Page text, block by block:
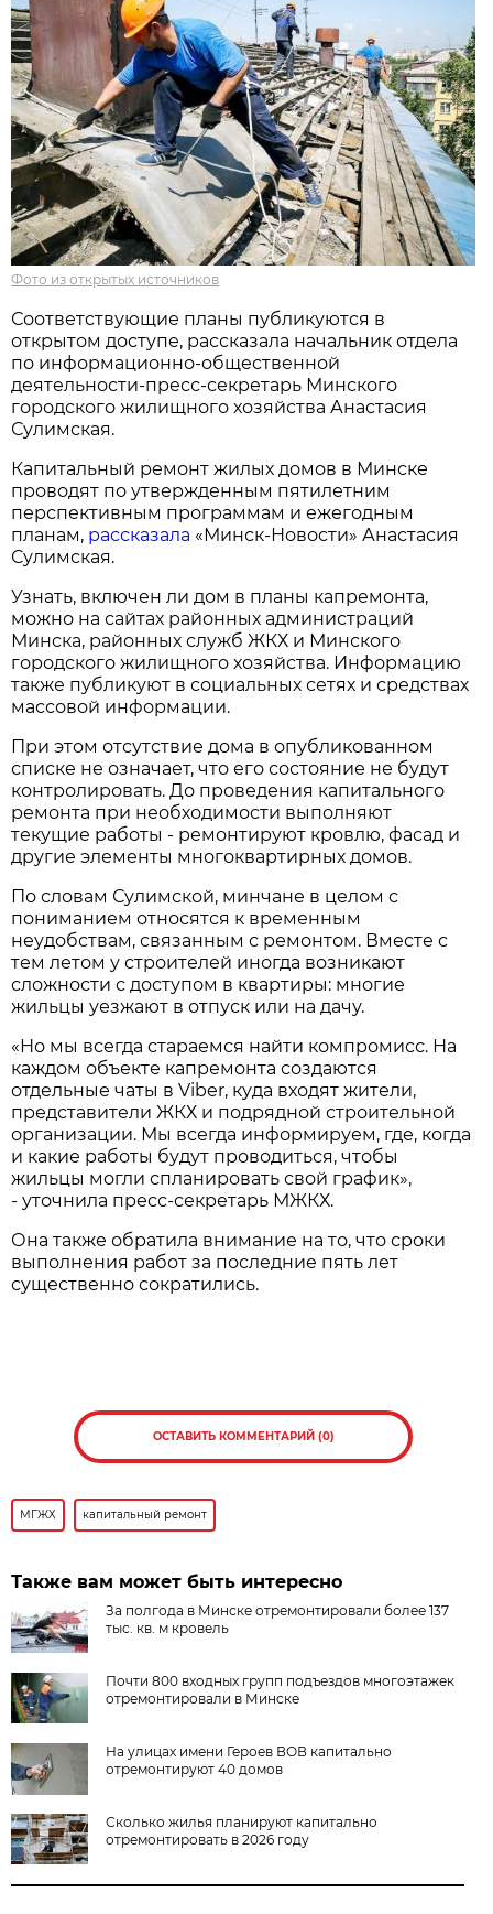
Фото из открытых источников
Соответствующие планы публикуются в
открытом доступе, рассказала начальник отдела
по информационно-общественной
деятельности-пресс-секретарь Минского
городского жилищного хозяйства Анастасия
Сулимская.
Капитальный ремонт жилых домов в Минске
проводят по утвержденным пятилетним
перспективным программам и ежегодным
планам, рассказала «Минск-Новости» Анастасия
Сулимская.
Узнать, включен ли дом в планы капремонта,
можно на сайтах районных администраций
Минска, районных служб ЖКХ и Минского
городского жилищного хозяйства. Информацию
также публикуют в социальных сетях и средствах
массовой информации.
При этом отсутствие дома в опубликованном
списке не означает, что его состояние не будут
контролировать. До проведения капитального
ремонта при необходимости выполняют
текущие работы - ремонтируют кровлю, фасад и
другие элементы многоквартирных домов.
По словам Сулимской, минчане в целом с
пониманием относятся к временным
неудобствам, связанным с ремонтом. Вместе с
тем летом у строителей иногда возникают
сложности с доступом в квартиры: многие
жильцы уезжают в отпуск или на дачу.
«Но мы всегда стараемся найти компромисс. На
каждом объекте капремонта создаются
отдельные чаты в Viber, куда входят жители,
представители ЖКХ и подрядной строительной
организации. Мы всегда информируем, где, когда
и какие работы будут проводиться, чтобы
жильцы могли спланировать свой график»,
- уточнила пресс-секретарь МЖКХ.
Она также обратила внимание на то, что сроки
выполнения работ за последние пять лет
существенно сократились.
ОСТАВИТЬ КОММЕНТАРИЙ (0)
МГЖХ капитальный ремонт
Также вам может быть интересно
За полгода в Минске отремонтировали более 137
тыс. кв. м кровель
Почти 800 входных групп подъездов многоэтажек
отремонтировали в Минске
На улицах имени Героев ВОВ капитально
отремонтируют 40 домов
Сколько жилья планируют капитально
отремонтировать в 2026 году